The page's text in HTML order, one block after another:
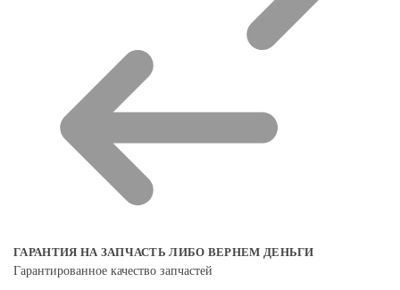
ГАРАНТИЯ НА ЗАПЧАСТЬ ЛИБО ВЕРНЕМ ДЕНЬГИ
Гарантированное качество запчастей